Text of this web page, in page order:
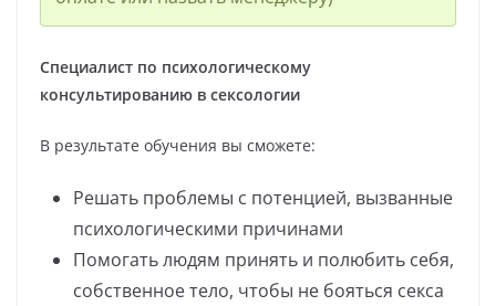
Специалист по психологическому
консультированию в сексологии
В результате обучения вы сможете:
Решать проблемы с потенцией, вызванные
психологическими причинами
Помогать людям принять и полюбить себя,
собственное тело, чтобы не бояться секса